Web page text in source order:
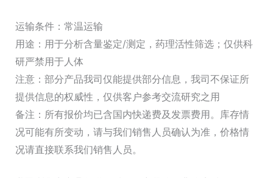
运输条件：常温运输
用途：用于分析含量鉴定/测定，药理活性筛选；仅供科
研严禁用于人体
注意：部分产品我司仅能提供部分信息，我司不保证所
提供信息的权威性，仅供客户参考交流研究之用
备注：所有报价均已含国内快递费及发票费用。库存情
况可能有所变动，请与我们销售人员确认为准，价格情
况请直接联系我们销售人员。